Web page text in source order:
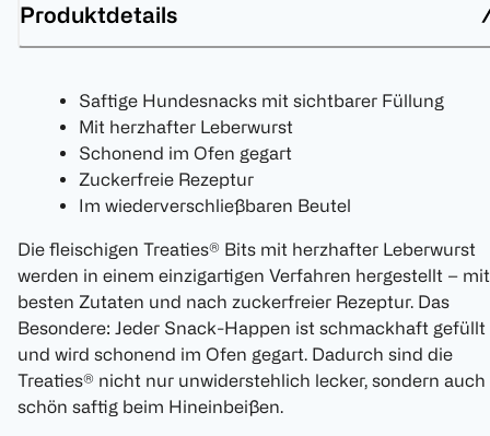
Produktdetails
Saftige Hundesnacks mit sichtbarer Füllung
Mit herzhafter Leberwurst
Schonend im Ofen gegart
Zuckerfreie Rezeptur
Im wiederverschließbaren Beutel
Die fleischigen Treaties® Bits mit herzhafter Leberwurst
werden in einem einzigartigen Verfahren hergestellt – mit
besten Zutaten und nach zuckerfreier Rezeptur. Das
Besondere: Jeder Snack-Happen ist schmackhaft gefüllt
und wird schonend im Ofen gegart. Dadurch sind die
Treaties® nicht nur unwiderstehlich lecker, sondern auch
schön saftig beim Hineinbeißen.